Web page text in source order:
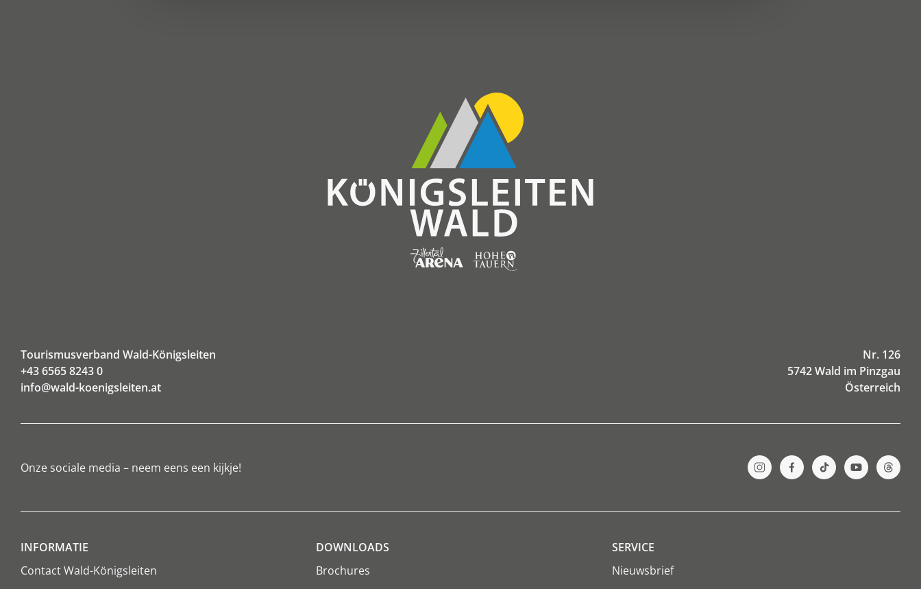
Tourismusverband Wald-Königsleiten
+43 6565 8243 0
info@wald-koenigsleiten.at
Nr. 126
5742 Wald im Pinzgau
Österreich
Onze sociale media – neem eens een kijkje!
INFORMATIE
Contact Wald-Königsleiten
DOWNLOADS
Brochures
SERVICE
Nieuwsbrief